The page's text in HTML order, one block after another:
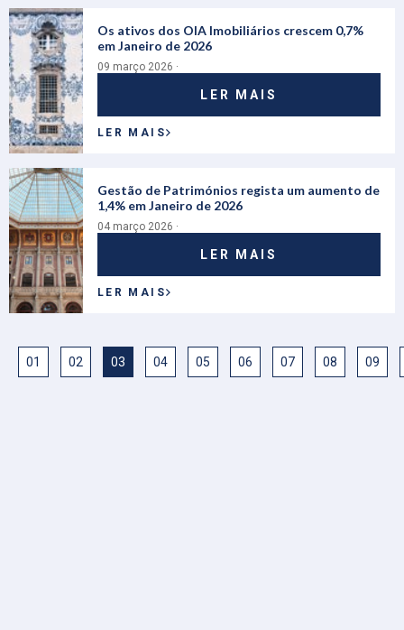
Os ativos dos OIA Imobiliários crescem 0,7%
em Janeiro de 2026
09 março 2026 ·
LER MAIS
LER MAIS
Gestão de Patrimónios regista um aumento de
1,4% em Janeiro de 2026
04 março 2026 ·
LER MAIS
LER MAIS
01 02 03 04 05 06 07 08 09